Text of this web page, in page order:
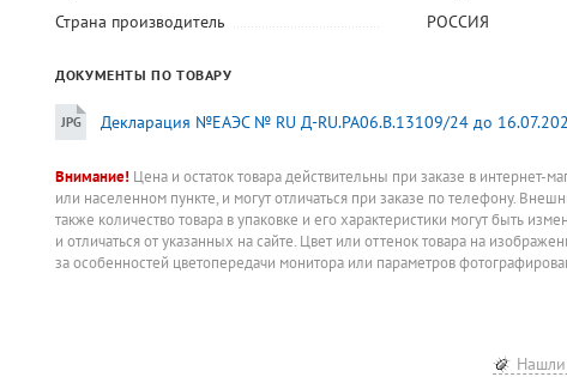
Набор
настольный
M6C-25A,
предметов,
красное дерево
Цена за набор
-24%
почетная Hatber,
А4, зеленая,
Российск.
символики
23 руб.
Цена за лист
500мм*500мм*1
100мм, бук
Цена за штуку
минеральная
газированная
стекл. бутылка
Цена за штуку
Страна производитель
РОССИЯ
ДОКУМЕНТЫ ПО ТОВАРУ
Декларация №ЕАЭС № RU Д-RU.PA06.B.13109/24 до
Внимание! Цена и остаток товара действительны при заказе в интернет-
или населенном пункте, и могут отличаться при заказе по телефону.
также количество товара в упаковке и его характеристики могут быть
и отличаться от указанных на сайте. Цвет или оттенок товара на
за особенностей цветопередачи монитора или параметров